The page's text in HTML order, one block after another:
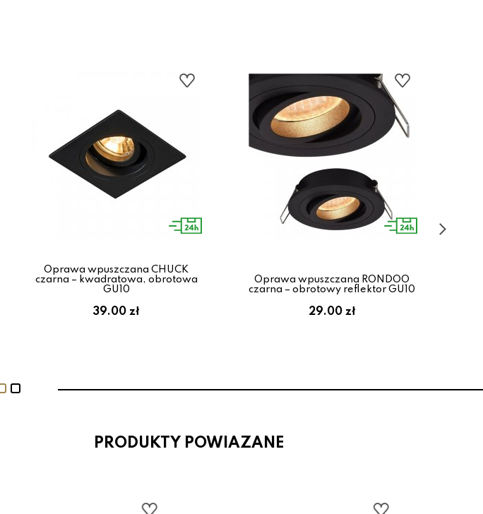
Oprawa wpuszczana CHUCK
czarna – kwadratowa, obrotowa
GU10
39.00 zł
Oprawa wpuszczana RONDOO
czarna – obrotowy reflektor GU10
29.00 zł
PRODUKTY POWIAZANE